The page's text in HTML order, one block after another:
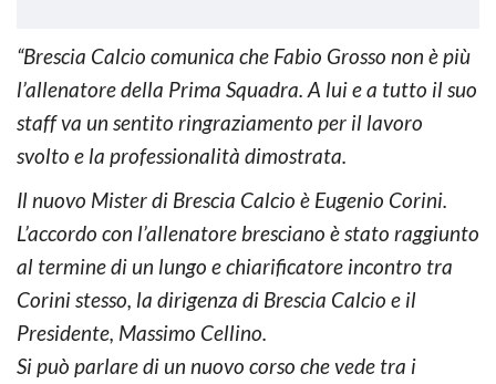
“Brescia Calcio comunica che Fabio Grosso non è più
l’allenatore della Prima Squadra. A lui e a tutto il suo
staff va un sentito ringraziamento per il lavoro
svolto e la professionalità dimostrata.
Il nuovo Mister di Brescia Calcio è Eugenio Corini.
L’accordo con l’allenatore bresciano è stato raggiunto
al termine di un lungo e chiarificatore incontro tra
Corini stesso, la dirigenza di Brescia Calcio e il
Presidente, Massimo Cellino.
Si può parlare di un nuovo corso che vede tra i